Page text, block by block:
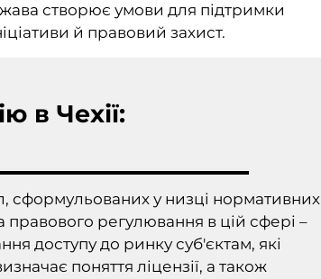
створює умови для підтримки
й правовий захист.
в Чехії:
сформульованих у низці нормативних
правового регулювання в цій сфері –
доступу до ринку суб'єктам, які
поняття ліцензії, а також